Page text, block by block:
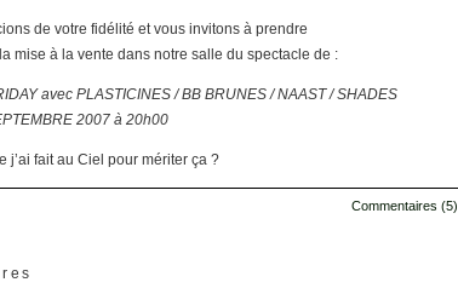
de votre fidélité et vous invitons à prendre
mise à la vente dans notre salle du spectacle de :
avec PLASTICINES / BB BRUNES / NAAST / SHADES
2007 à 20h00
j’ai fait au Ciel pour mériter ça ?
Commentaires (5)